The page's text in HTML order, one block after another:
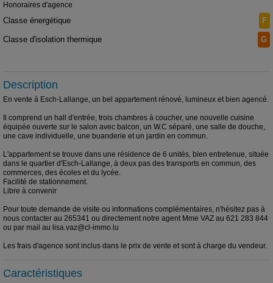
Honoraires d'agence
Classe énergétique F
Classe d'isolation thermique G
Description
En vente à Esch-Lallange, un bel appartement rénové, lumineux et bien agencé.
Il comprend un hall d'entrée, trois chambres à coucher, une nouvelle cuisine
équipée ouverte sur le salon avec balcon, un W.C séparé, une salle de douche,
une cave individuelle, une buanderie et un jardin en commun.
L'appartement se trouve dans une résidence de 6 unités, bien entretenue, située
dans le quartier d'Esch-Lallange, à deux pas des transports en commun, des
commerces, des écoles et du lycée.
Facilité de stationnement.
Libre à convenir
Pour toute demande de visite ou informations complémentaires, n'hésitez pas à
nous contacter au 265341 ou directement notre agent Mme VAZ au 621 283 844
ou par mail au lisa.vaz@cl-immo.lu
Les frais d'agence sont inclus dans le prix de vente et sont à charge du vendeur.
Caractéristiques